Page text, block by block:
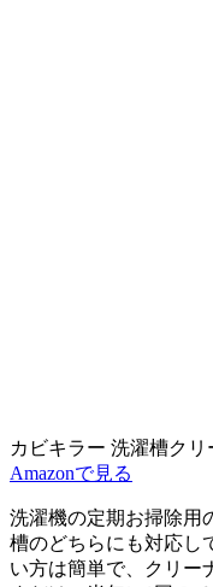
カビキラー 洗濯槽クリ
Amazonで見る
洗濯機の定期お掃除用
槽のどちらにも対応し
い方は簡単で、クリー